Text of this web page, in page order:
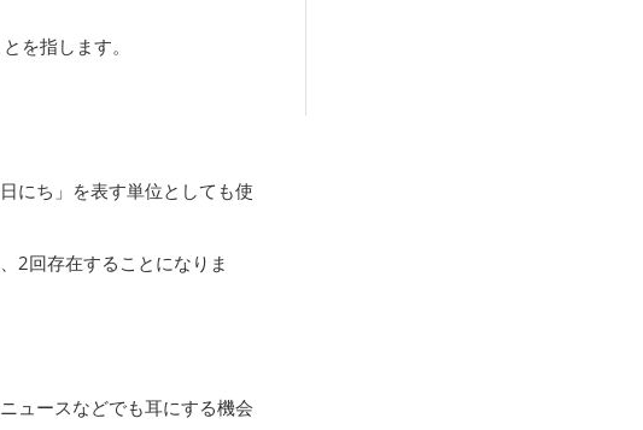
を指します。
にち」を表す単位としても使
2回存在することになりま
ュースなどでも耳にする機会